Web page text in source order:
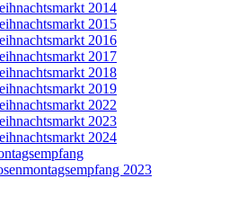
2014
2015
2016
2017
2018
2019
2022
2023
2024
2023